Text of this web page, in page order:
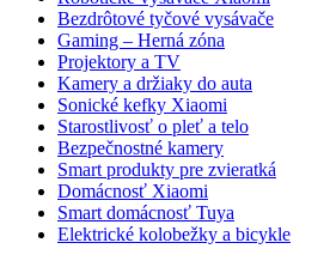
Bezdrôtové tyčové vysávače
Gaming – Herná zóna
Projektory a TV
Kamery a držiaky do auta
Sonické kefky Xiaomi
Starostlivosť o pleť a telo
Bezpečnostné kamery
Smart produkty pre zvieratká
Domácnosť Xiaomi
Smart domácnosť Tuya
Elektrické kolobežky a bicykle